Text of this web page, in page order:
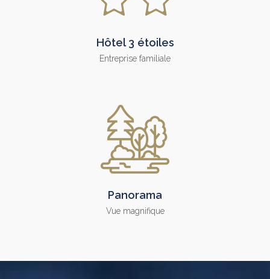
Hôtel 3 étoiles
Entreprise familiale
Panorama
Vue magnifique